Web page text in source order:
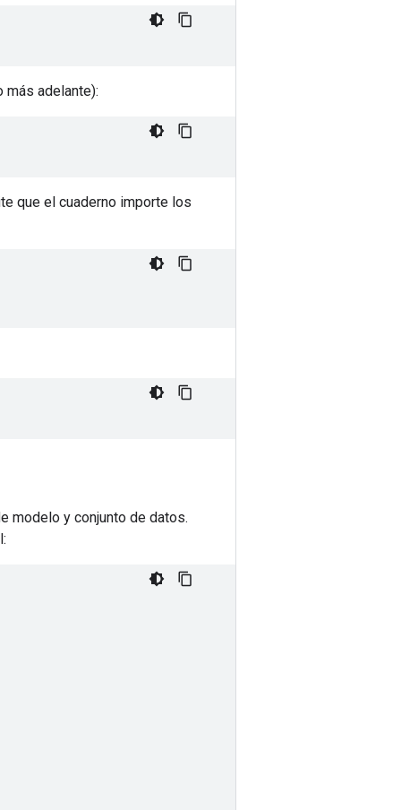
más adelante):
que el cuaderno importe los
modelo y conjunto de datos.